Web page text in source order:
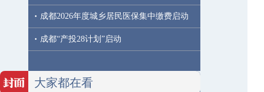
· 成都2026年度城乡居民医保集中缴费启动
· 成都“产投28计划”启动
大家都在看